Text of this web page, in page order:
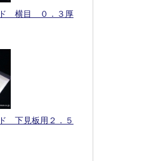
横目 ０．３厚
下見板用２．５